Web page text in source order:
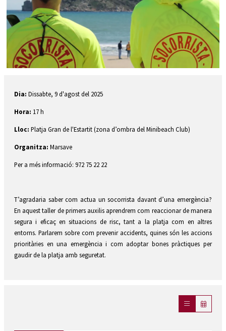
Dia: Dissabte, 9 d'agost del 2025
Hora: 17 h
Lloc: Platja Gran de l'Estartit (zona d’ombra del Minibeach Club)
Organitza: Marsave
Per a més informació: 972 75 22 22
T’agradaria saber com actua un socorrista davant d’una emergència?
En aquest taller de primers auxilis aprendrem com reaccionar de manera
segura i eficaç en situacions de risc, tant a la platja com en altres
entorns. Parlarem sobre com prevenir accidents, quines són les accions
prioritàries en una emergència i com adoptar bones pràctiques per
gaudir de la platja amb seguretat.